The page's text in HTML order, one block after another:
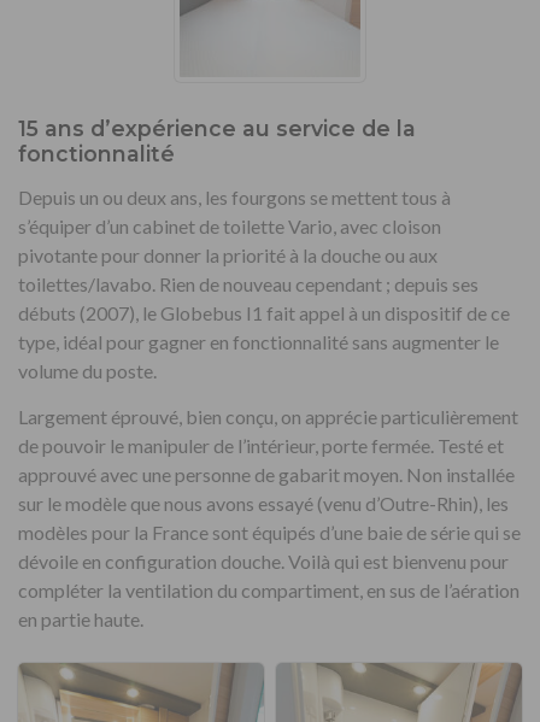
15 ans d’expérience au service de la
fonctionnalité
Depuis un ou deux ans, les fourgons se mettent tous à
s’équiper d’un cabinet de toilette Vario, avec cloison
pivotante pour donner la priorité à la douche ou aux
toilettes/lavabo. Rien de nouveau cependant ; depuis ses
débuts (2007), le Globebus I1 fait appel à un dispositif de ce
type, idéal pour gagner en fonctionnalité sans augmenter le
volume du poste.
Largement éprouvé, bien conçu, on apprécie particulièrement
de pouvoir le manipuler de l’intérieur, porte fermée. Testé et
approuvé avec une personne de gabarit moyen. Non installée
sur le modèle que nous avons essayé (venu d’Outre-Rhin), les
modèles pour la France sont équipés d’une baie de série qui se
dévoile en configuration douche. Voilà qui est bienvenu pour
compléter la ventilation du compartiment, en sus de l’aération
en partie haute.